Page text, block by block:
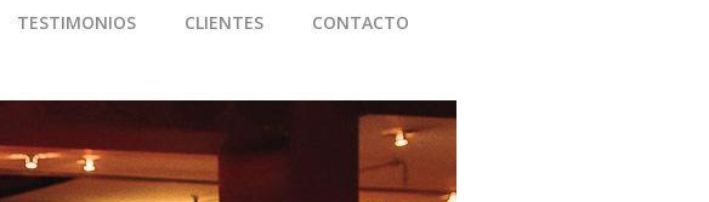
TESTIMONIOS CLIENTES CONTACTO